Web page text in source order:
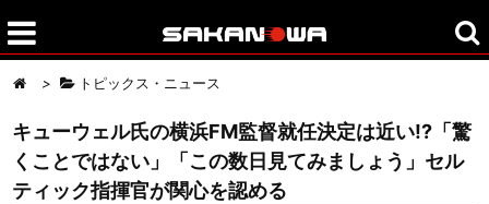
> トピックス・ニュース
キューウェル氏の横浜FM監督就任決定は近い!?「驚
くことではない」「この数日見てみましょう」セル
ティック指揮官が関心を認める